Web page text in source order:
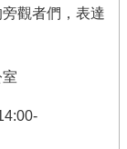
觀者們，表達